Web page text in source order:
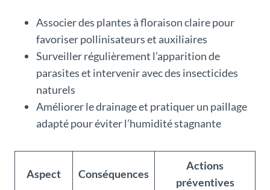
Associer des plantes à floraison claire pour
favoriser pollinisateurs et auxiliaires
Surveiller régulièrement l’apparition de
parasites et intervenir avec des insecticides
naturels
Améliorer le drainage et pratiquer un paillage
adapté pour éviter l’humidité stagnante
Aspect Conséquences
Actions
préventives